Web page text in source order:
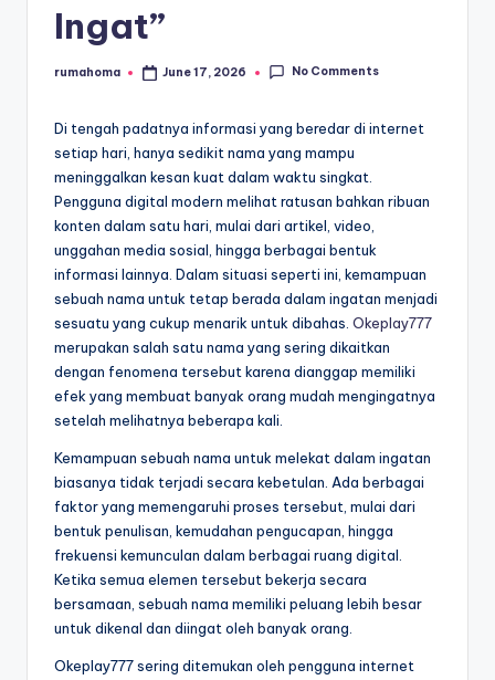
Ingat”
Posted
rumahoma June 17, 2026 No Comments
Di tengah padatnya informasi yang beredar di internet
setiap hari, hanya sedikit nama yang mampu
meninggalkan kesan kuat dalam waktu singkat.
Pengguna digital modern melihat ratusan bahkan ribuan
konten dalam satu hari, mulai dari artikel, video,
unggahan media sosial, hingga berbagai bentuk
informasi lainnya. Dalam situasi seperti ini, kemampuan
sebuah nama untuk tetap berada dalam ingatan menjadi
sesuatu yang cukup menarik untuk dibahas. Okeplay777
merupakan salah satu nama yang sering dikaitkan
dengan fenomena tersebut karena dianggap memiliki
efek yang membuat banyak orang mudah mengingatnya
setelah melihatnya beberapa kali.
Kemampuan sebuah nama untuk melekat dalam ingatan
biasanya tidak terjadi secara kebetulan. Ada berbagai
faktor yang memengaruhi proses tersebut, mulai dari
bentuk penulisan, kemudahan pengucapan, hingga
frekuensi kemunculan dalam berbagai ruang digital.
Ketika semua elemen tersebut bekerja secara
bersamaan, sebuah nama memiliki peluang lebih besar
untuk dikenal dan diingat oleh banyak orang.
Okeplay777 sering ditemukan oleh pengguna internet